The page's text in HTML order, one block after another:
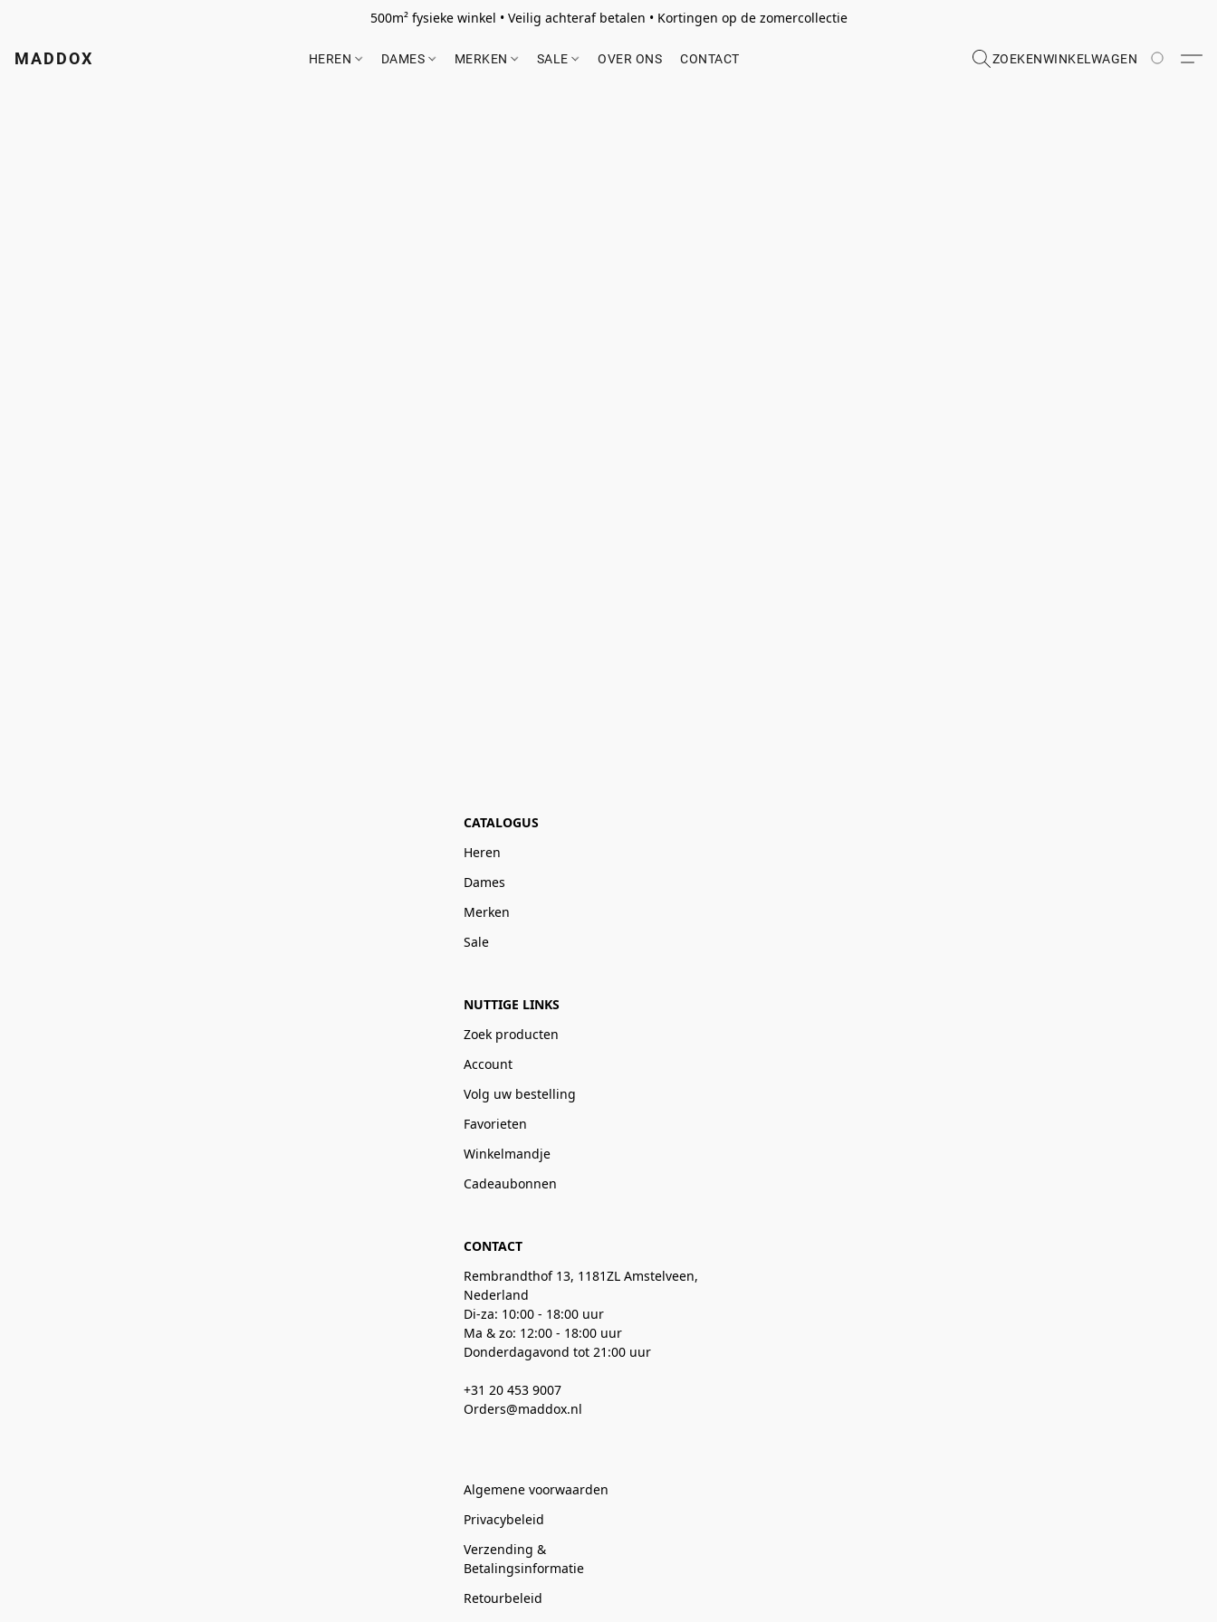
500m² fysieke winkel • Veilig achteraf betalen • Kortingen op de zomercollectie
MADDOX HEREN DAMES MERKEN SALE OVER ONS CONTACT ZOEKENWINKELWAGEN
CATALOGUS
Heren
Dames
Merken
Sale
NUTTIGE LINKS
Zoek producten
Account
Volg uw bestelling
Favorieten
Winkelmandje
Cadeaubonnen
CONTACT
Rembrandthof 13, 1181ZL Amstelveen,
Nederland
Di-za: 10:00 - 18:00 uur
Ma & zo: 12:00 - 18:00 uur
Donderdagavond tot 21:00 uur
+31 20 453 9007
Orders@maddox.nl
Algemene voorwaarden
Privacybeleid
Verzending &
Betalingsinformatie
Retourbeleid